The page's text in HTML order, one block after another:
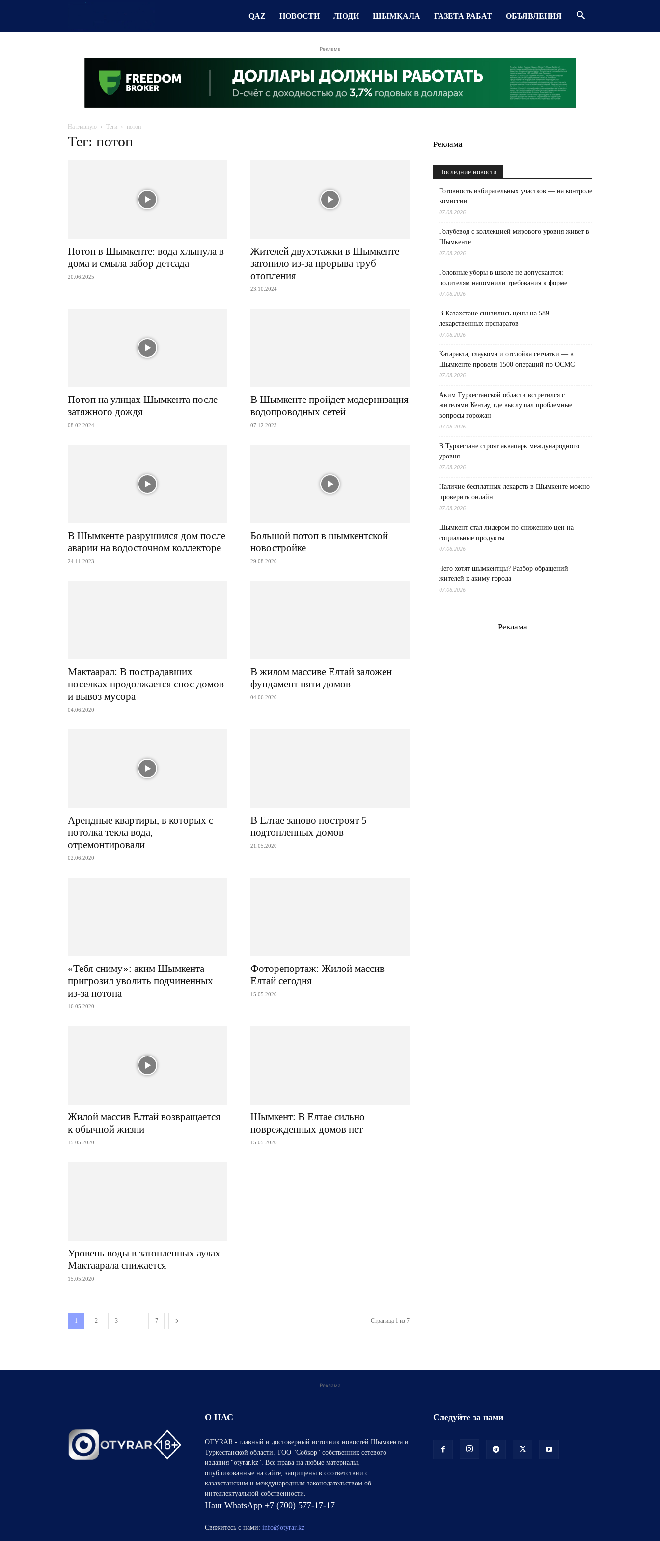
QAZ НОВОСТИ ЛЮДИ ШЫМҚАЛА ГАЗЕТА РАБАТ ОБЪЯВЛЕНИЯ
Реклама
На главную Теги потоп
Тег: потоп
Потоп в Шымкенте: вода хлынула в
дома и смыла забор детсада
20.06.2025
Жителей двухэтажки в Шымкенте
затопило из-за прорыва труб
отопления
23.10.2024
Потоп на улицах Шымкента после
затяжного дождя
08.02.2024
В Шымкенте пройдет модернизация
водопроводных сетей
07.12.2023
В Шымкенте разрушился дом после
аварии на водосточном коллекторе
24.11.2023
Большой потоп в шымкентской
новостройке
29.08.2020
Мактаарал: В пострадавших
поселках продолжается снос домов
и вывоз мусора
04.06.2020
В жилом массиве Елтай заложен
фундамент пяти домов
04.06.2020
Арендные квартиры, в которых с
потолка текла вода,
отремонтировали
02.06.2020
В Елтае заново построят 5
подтопленных домов
21.05.2020
«Тебя сниму»: аким Шымкента
пригрозил уволить подчиненных
из-за потопа
16.05.2020
Фоторепортаж: Жилой массив
Елтай сегодня
15.05.2020
Жилой массив Елтай возвращается
к обычной жизни
15.05.2020
Шымкент: В Елтае сильно
поврежденных домов нет
15.05.2020
Уровень воды в затопленных аулах
Мактаарала снижается
15.05.2020
1 2 3 ... 7 Страница 1 из 7
Реклама
Последние новости
Готовность избирательных участков — на контроле
комиссии
07.08.2026
Голубевод с коллекцией мирового уровня живет в
Шымкенте
07.08.2026
Головные уборы в школе не допускаются:
родителям напомнили требования к форме
07.08.2026
В Казахстане снизились цены на 589
лекарственных препаратов
07.08.2026
Катаракта, глаукома и отслойка сетчатки — в
Шымкенте провели 1500 операций по ОСМС
07.08.2026
Аким Туркестанской области встретился с
жителями Кентау, где выслушал проблемные
вопросы горожан
07.08.2026
В Туркестане строят аквапарк международного
уровня
07.08.2026
Наличие бесплатных лекарств в Шымкенте можно
проверить онлайн
07.08.2026
Шымкент стал лидером по снижению цен на
социальные продукты
07.08.2026
Чего хотят шымкентцы? Разбор обращений
жителей к акиму города
07.08.2026
Реклама
Реклама
О НАС
OTYRAR - главный и достоверный источник новостей Шымкента и
Туркестанской области. ТОО "Собкор" собственник сетевого
издания "otyrar.kz". Все права на любые материалы,
опубликованные на сайте, защищены в соответствии с
казахстанским и международным законодательством об
интеллектуальной собственности.
Наш WhatsApp +7 (700) 577-17-17
Свяжитесь с нами: info@otyrar.kz
Следуйте за нами